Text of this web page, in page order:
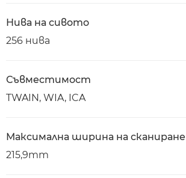
Нива на сивото
256 нива
Съвместимост
TWAIN, WIA, ICA
Максимална ширина на сканиране
215,9mm